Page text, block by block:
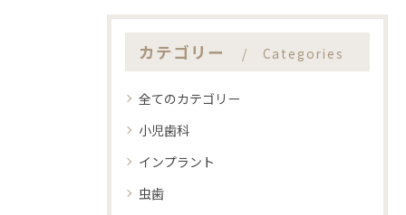
カテゴリー Categories
全てのカテゴリー
小児歯科
インプラント
虫歯